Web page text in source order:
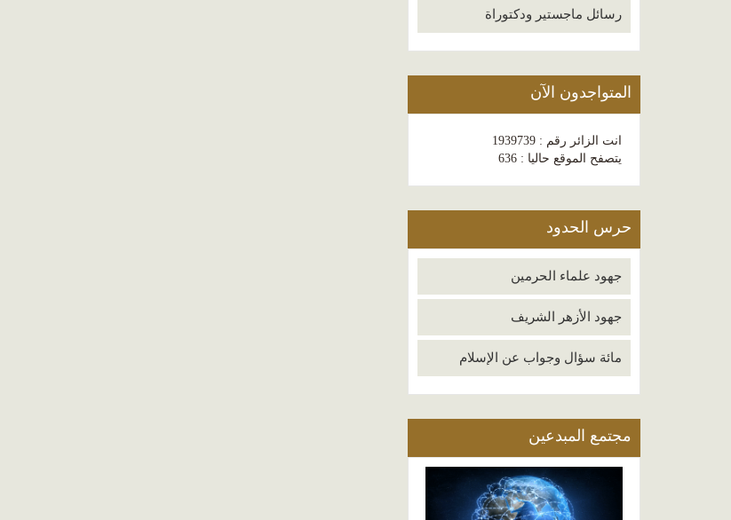
رسائل ماجستير ودكتوراة
المتواجدون الآن
انت الزائر رقم : 1939739
يتصفح الموقع حاليا : 636
حرس الحدود
جهود علماء الحرمين
جهود الأزهر الشريف
مائة سؤال وجواب عن الإسلام
مجتمع المبدعين